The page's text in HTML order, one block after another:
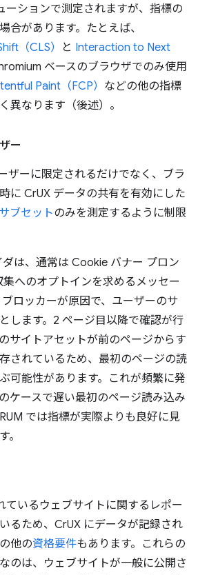
ーションで測定されますが、指標の
合があります。たとえば、
（CLS）
と Interaction to Next
ベースのブラウザでのみ使用
Paint（FCP） などの他の指標
異なります（後述）。
ー
ザーに限定されるだけでなく、ブラ
に CrUX データの共有を有効にした
ブセットのみを測定するように制限
ダは、通常は Cookie バナー プロン
集へのオプトインを求めるメッセー
ロッカーが原因で、ユーザーのサ
します。2 ページ目以降で確認が行
サイトアセットが前のページからす
されているため、最初のページの読
可能性があります。これが頻繁に発
ケースで遅い最初のページ読み込み
では指標が実際よりも良好に見
。
ているウェブサイトに関するレポー
るため、CrUX にデータが記録され
他の資格要件もあります。これらの
のは、ウェブサイトが一般に公開さ